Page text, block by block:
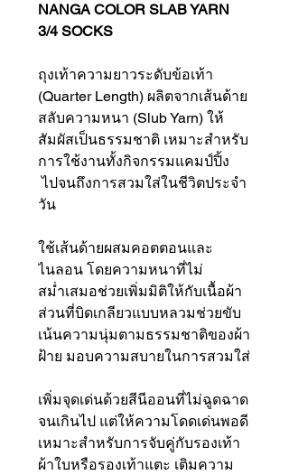
NANGA COLOR SLAB YARN
3/4 SOCKS
ถุงเท้าความยาวระดับข้อเท้า
(Quarter Length) ผลิตจากเส้นด้าย
สลับความหนา (Slub Yarn) ให้
สัมผัสเป็นธรรมชาติ เหมาะสำหรับ
การใช้งานทั้งกิจกรรมแคมป์ปิ้ง
ไปจนถึงการสวมใส่ในชีวิตประจำ
วัน
ใช้เส้นด้ายผสมคอตตอนและ
ไนลอน โดยความหนาที่ไม่
สม่ำเสมอช่วยเพิ่มมิติให้กับเนื้อผ้า
ส่วนที่บิดเกลียวแบบหลวมช่วยขับ
เน้นความนุ่มตามธรรมชาติของผ้า
ฝ้าย มอบความสบายในการสวมใส่
เพิ่มจุดเด่นด้วยสีนีออนที่ไม่ฉูดฉาด
จนเกินไป แต่ให้ความโดดเด่นพอดี
เหมาะสำหรับการจับคู่กับรองเท้า
ผ้าใบหรือรองเท้าแตะ เติมความ